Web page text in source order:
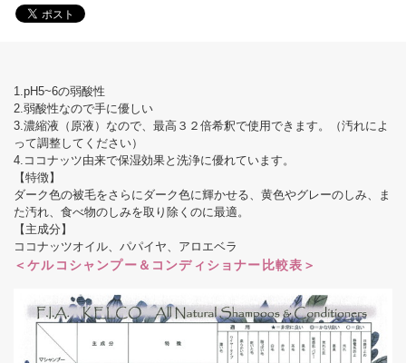
1.pH5~6の弱酸性
2.弱酸性なので手に優しい
3.濃縮液（原液）なので、最高３２倍希釈で使用できます。（汚れによ
って調整してください）
4.ココナッツ由来で保湿効果と洗浄に優れています。
【特徴】
ダーク色の被毛をさらにダーク色に輝かせる、黄色やグレーのしみ、ま
た汚れ、食べ物のしみを取り除くのに最適。
【主成分】
ココナッツオイル、パパイヤ、アロエベラ
＜ケルコシャンプー＆コンディショナー比較表＞